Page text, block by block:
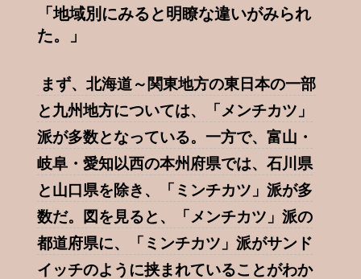
「地域別にみると明瞭な違いがみられ
た。」
まず、北海道～関東地方の東日本の一部
と九州地方については、「メンチカツ」
派が多数となっている。一方で、富山・
岐阜・愛知以西の本州府県では、石川県
と山口県を除き、「ミンチカツ」派が多
数だ。図を見ると、「メンチカツ」派の
都道府県に、「ミンチカツ」派がサンド
イッチのように挟まれていることがわか